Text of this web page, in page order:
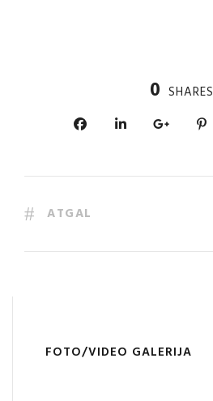
0 SHARES
ATGAL
FOTO/VIDEO GALERIJA